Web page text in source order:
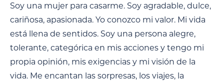
Soy una mujer para casarme. Soy agradable, dulce,
cariñosa, apasionada. Yo conozco mi valor. Mi vida
está llena de sentidos. Soy una persona alegre,
tolerante, categórica en mis acciones y tengo mi
propia opinión, mis exigencias y mi visión de la
vida. Me encantan las sorpresas, los viajes, la